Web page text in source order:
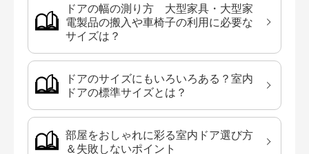
ドアの幅の測り方 大型家具・大型家
電製品の搬入や車椅子の利用に必要な
サイズは？
ドアのサイズにもいろいろある？室内
ドアの標準サイズとは？
部屋をおしゃれに彩る室内ドア選び方
＆失敗しないポイント